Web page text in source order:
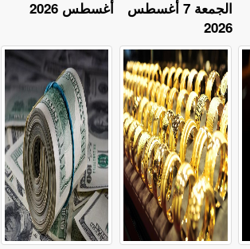
أغسطس 2026
الجمعة 7 أغسطس
2026